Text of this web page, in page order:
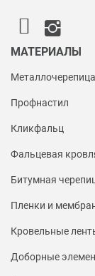
МАТЕРИАЛЫ
Металлочерепица
Профнастил
Кликфальц
Фальцевая
Битумная
Пленки и
Кровельные
Доборные